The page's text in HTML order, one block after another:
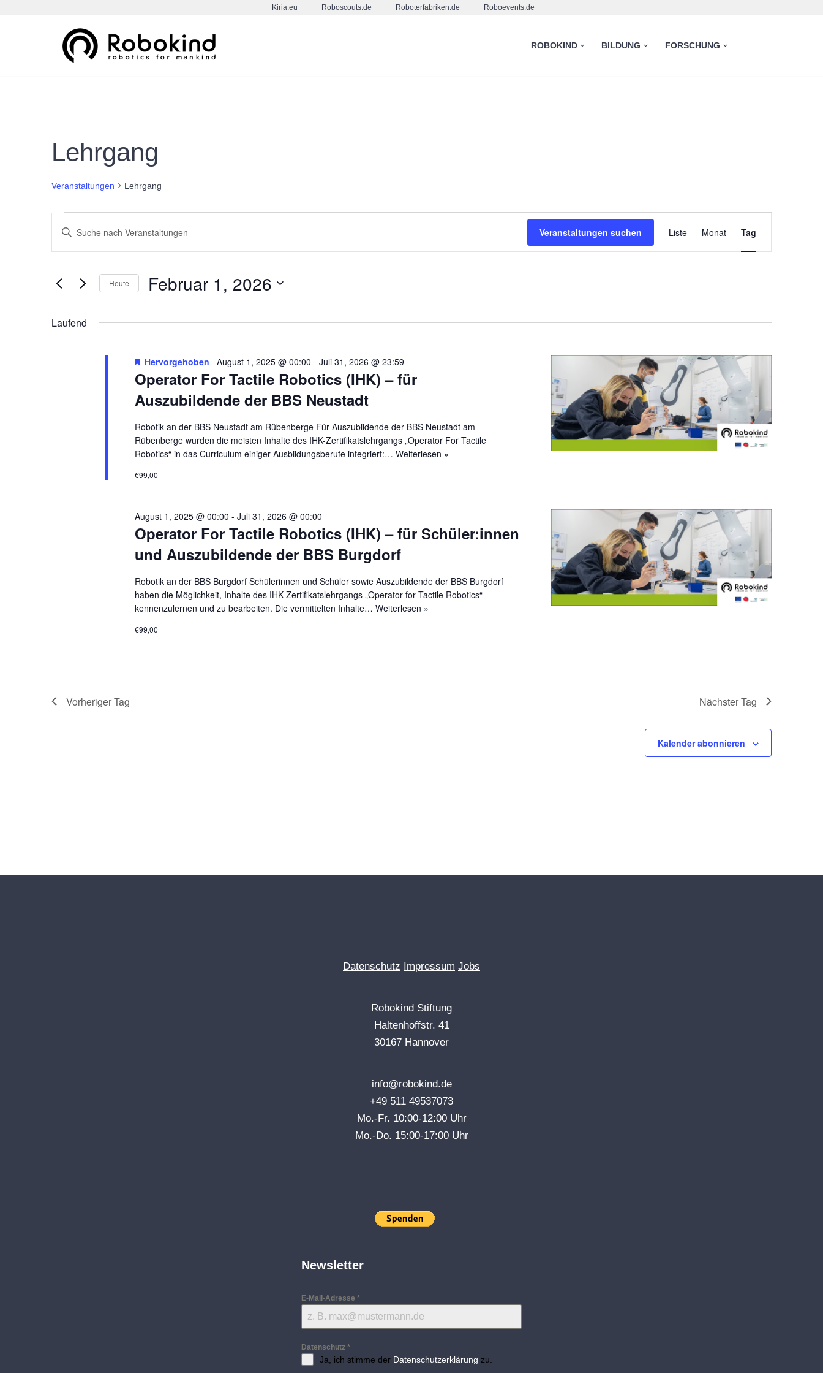
Kiria.eu Roboscouts.de Roboterfabriken.de Roboevents.de
ROBOKIND BILDUNG FORSCHUNG
Lehrgang
Veranstaltungen Lehrgang
Veranstaltungen
Suche
Navigation
Bitte
Suche
Veranstaltungen suchen
Ansichten-
Liste Monat Tag
Heute Februar 1, 2026
wählen.
Laufend
Operator For Tactile Robotics (IHK) – für
Auszubildende der BBS Neustadt
Hervorgehoben August 1, 2025 @ 00:00 - Juli 31, 2026 @ 23:59
Robotik an der BBS Neustadt am Rübenberge Für Auszubildende der BBS Neustadt am
Rübenberge wurden die meisten Inhalte des IHK-Zertifikatslehrgangs „Operator For Tactile
Robotics“ in das Curriculum einiger Ausbildungsberufe integriert:… Weiterlesen »
€99,00
Operator For Tactile Robotics (IHK) – für Schüler:innen
und Auszubildende der BBS Burgdorf
August 1, 2025 @ 00:00 - Juli 31, 2026 @ 00:00
Robotik an der BBS Burgdorf Schülerinnen und Schüler sowie Auszubildende der BBS Burgdorf
haben die Möglichkeit, Inhalte des IHK-Zertifikatslehrgangs „Operator for Tactile Robotics“
kennenzulernen und zu bearbeiten. Die vermittelten Inhalte… Weiterlesen »
€99,00
Vorheriger Tag Nächster Tag
Kalender abonnieren
Datenschutz Impressum Jobs
Robokind Stiftung
Haltenhoffstr. 41
30167 Hannover
info@robokind.de
+49 511 49537073
Mo.-Fr. 10:00-12:00 Uhr
Mo.-Do. 15:00-17:00 Uhr
Newsletter
E-Mail-Adresse *
Datenschutz *
Ja, ich stimme der Datenschutzerklärung zu.